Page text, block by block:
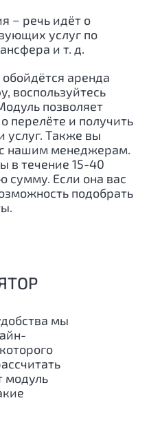
− речь идёт о
услуг по
и т. д.
аренда
воспользуйтесь
позволяет
перелёте и получить
услуг. Также вы
нашим менеджерам.
в течение 15-40
сумму. Если она вас
подобрать
мы
модуль